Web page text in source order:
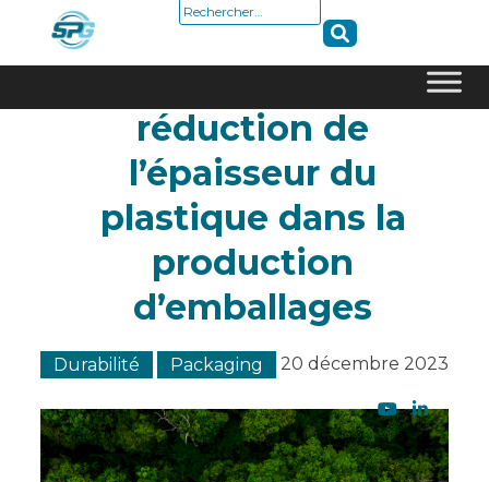
Rechercher :
réduction de
l’épaisseur du
plastique dans la
production
d’emballages
Durabilité Packaging 20 décembre 2023